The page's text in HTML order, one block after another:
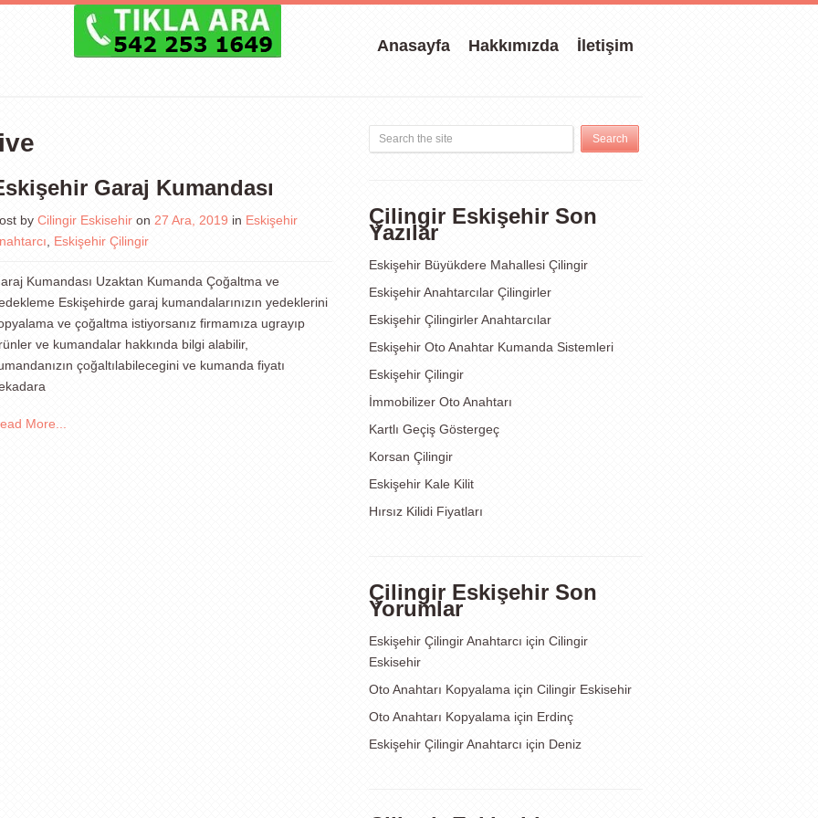
Anasayfa Hakkımızda İletişim
Garaj Kumandası
by Cilingir Eskisehir on 27 Ara, 2019 in Eskişehir
Eskişehir Çilingir
Kumandası Uzaktan Kumanda Çoğaltma ve
Eskişehirde garaj kumandalarınızın yedeklerini
ve çoğaltma istiyorsanız firmamıza ugrayıp
ve kumandalar hakkında bilgi alabilir,
çoğaltılabilecegini ve kumanda fiyatı
More...
Çilingir Eskişehir Son
Yazılar
Eskişehir Büyükdere Mahallesi Çilingir
Eskişehir Anahtarcılar Çilingirler
Eskişehir Çilingirler Anahtarcılar
Eskişehir Oto Anahtar Kumanda Sistemleri
Eskişehir Çilingir
İmmobilizer Oto Anahtarı
Kartlı Geçiş Göstergeç
Korsan Çilingir
Eskişehir Kale Kilit
Hırsız Kilidi Fiyatları
Çilingir Eskişehir Son
Yorumlar
Eskişehir Çilingir Anahtarcı için Cilingir
Eskisehir
Oto Anahtarı Kopyalama için Cilingir Eskisehir
Oto Anahtarı Kopyalama için Erdinç
Eskişehir Çilingir Anahtarcı için Deniz